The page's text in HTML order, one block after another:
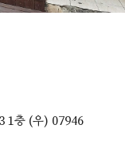
1층 (우) 07946